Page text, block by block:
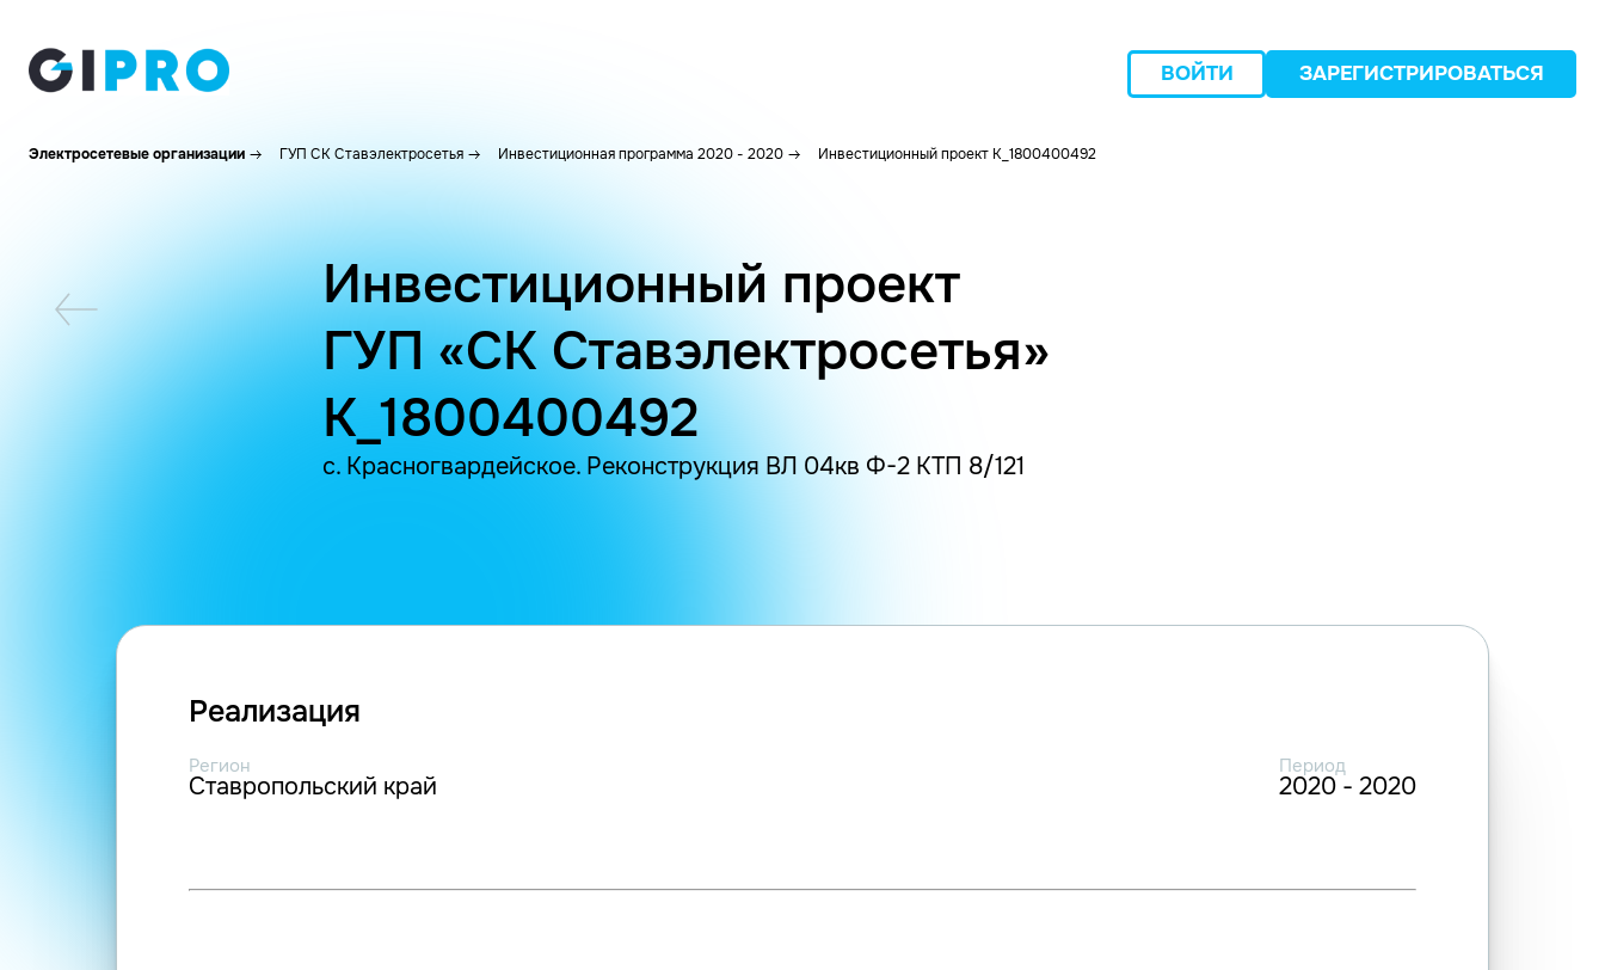
ВОЙТИ ЗАРЕГИСТРИРОВАТЬСЯ
Электросетевые организации ГУП СК Ставэлектросетья Инвестиционная программа 2020 - 2020 Инвестиционный проект K_1800400492
Инвестиционный проект
ГУП «СК Ставэлектросетья»
K_1800400492
с. Красногвардейское. Реконструкция ВЛ 04кв Ф-2 КТП 8/121
Реализация
Регион
Ставропольский край
Период
2020 - 2020